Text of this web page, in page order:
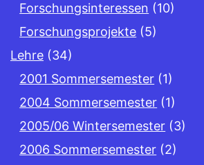
Forschungsinteressen (10)
Forschungsprojekte (5)
Lehre (34)
2001 Sommersemester (1)
2004 Sommersemester (1)
2005/06 Wintersemester (3)
2006 Sommersemester (2)